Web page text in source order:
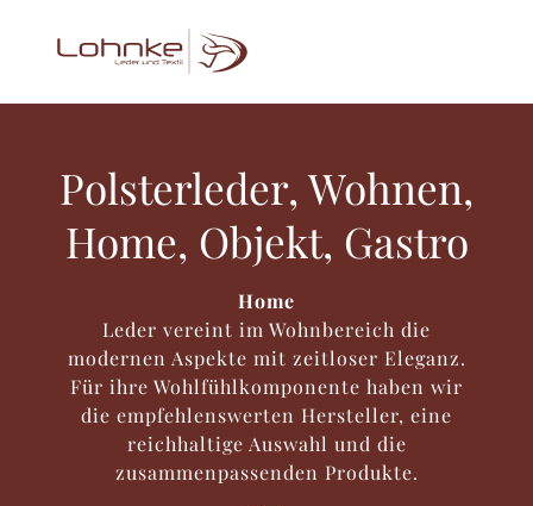
Polsterleder, Wohnen,
Home, Objekt, Gastro
Home
Leder vereint im Wohnbereich die
modernen Aspekte mit zeitloser Eleganz.
Für ihre Wohlfühlkomponente haben wir
die empfehlenswerten Hersteller, eine
reichhaltige Auswahl und die
zusammenpassenden Produkte.